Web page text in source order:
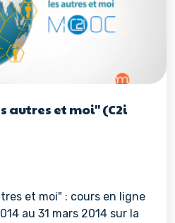
autres et moi" (C2i
et moi" : cours en ligne
au 31 mars 2014 sur la